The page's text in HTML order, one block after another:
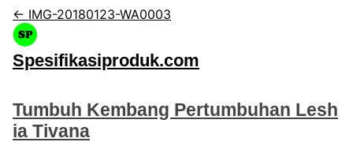
← IMG-20180123-WA0003
Spesifikasiproduk.com
Tumbuh Kembang Pertumbuhan Lesh
ia Tivana